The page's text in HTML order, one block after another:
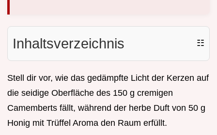
Inhaltsverzeichnis ☷
Stell dir vor, wie das gedämpfte Licht der Kerzen auf
die seidige Oberfläche des 150 g cremigen
Camemberts fällt, während der herbe Duft von 50 g
Honig mit Trüffel Aroma den Raum erfüllt.